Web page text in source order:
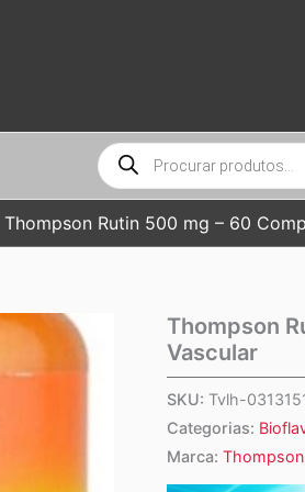
Pesquisar
produtos
Thompson Rutin 500 mg – 60
Thompson
Vascular
SKU: Tvlh-
Categorias:
Marca: Thompson